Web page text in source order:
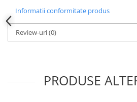
Markere
Suruburi, cuie, dibluri si alte
elemente de fixare
Dibluri cui percutie
Informatii conformitate produs
Review-uri(0)
PRODUSE